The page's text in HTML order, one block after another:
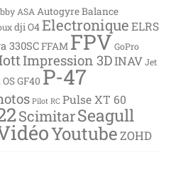
ASA AutogyreBalance
dji O4Electronique ELRS
330SCFFAM FPVGoPro
Impression 3DINAVJet
OS GF40 P-47
Pilot RC Pulse XT 60
ScimitarSeagull
Youtube ZOHD